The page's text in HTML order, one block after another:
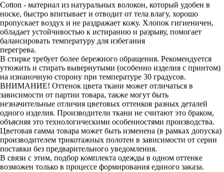
Cotton - материал из натуральных волокон, который удобен в
носке, быстро впитывает и отводит от тела влагу, хорошо
пропускает воздух и не раздражает кожу. Хлопок гигиеничен,
обладает устойчивостью к истиранию и разрыву, помогает
балансировать температуру для избегания
перегрева.
В стирке требует более бережного обращения. Рекомендуется
утюжить и стирать вывернутыми (особенно изделия с принтом)
на изнаночную сторону при температуре 30 градусов.
ВНИМАНИЕ! Оттенок цвета ткани может отличаться в
зависимости от партии товара, также могут быть
незначительные отличия цветовых оттенков разных деталей
одного изделия. Производители ткани не считают это браком,
объясняя это технологическими особенностями производства.
Цветовая гамма товара может быть изменена (в рамках допуска)
производителем трикотажных полотен в зависимости от серии
поставки без предварительного уведомления.
В связи с этим, подбор комплекта одежды в одном оттенке
возможен только в процессе формирования единого заказа.